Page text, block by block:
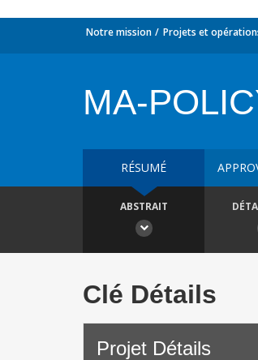
Notre mission Projets et
MA-
RÉSUMÉ
ABSTRAIT
Clé Détails
Projet Détails